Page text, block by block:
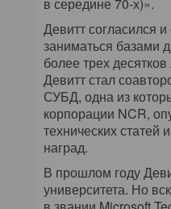
Девитт согласился
заниматься базами
более трех
Девитт стал
СУБД, одна из
корпорации NCR,
технических статей
наград.
В прошлом году
университета. Но